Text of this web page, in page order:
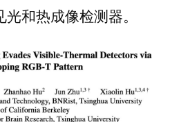
和热成像检测器。